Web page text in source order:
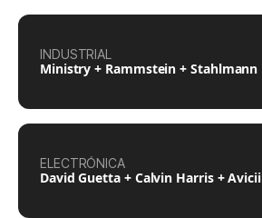
INDUSTRIAL
Ministry + Rammstein + Stahlmann
ELECTRÓNICA
David Guetta + Calvin Harris + Avicii